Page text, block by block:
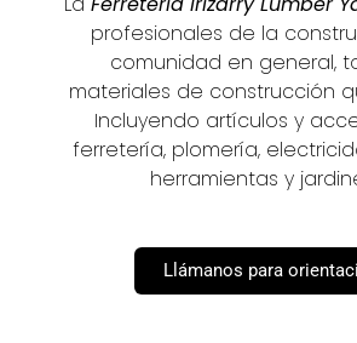
profesionales de la
comunidad en general,
materiales de construcción
Incluyendo artículos y
ferretería, plomería,
herramientas y
Llámanos para